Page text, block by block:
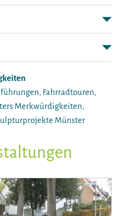
Fahrradtouren,
Merkwürdigkeiten,
Münster